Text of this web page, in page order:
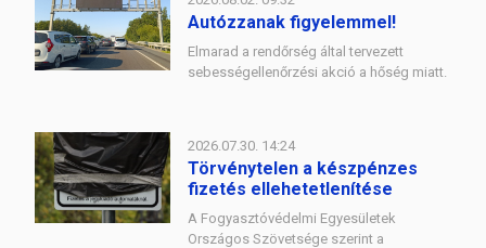
Autózzanak figyelemmel!
Elmarad a rendőrség által tervezett
sebességellenőrzési akció a hőség miatt.
2026.07.30. 14:24
Törvénytelen a készpénzes
fizetés ellehetetlenítése
A Fogyasztóvédelmi Egyesületek
Országos Szövetsége szerint a